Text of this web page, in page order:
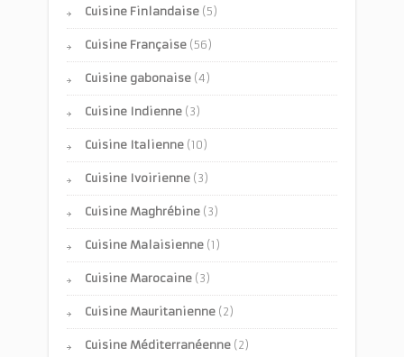
Cuisine Finlandaise (5)
Cuisine Française (56)
Cuisine gabonaise (4)
Cuisine Indienne (3)
Cuisine Italienne (10)
Cuisine Ivoirienne (3)
Cuisine Maghrébine (3)
Cuisine Malaisienne (1)
Cuisine Marocaine (3)
Cuisine Mauritanienne (2)
Cuisine Méditerranéenne (2)